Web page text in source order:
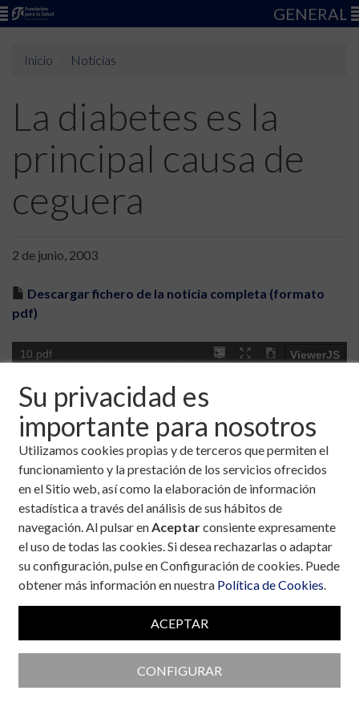
Su privacidad es
importante para nosotros
Utilizamos cookies propias y de terceros que permiten el
funcionamiento y la prestación de los servicios ofrecidos
en el Sitio web, así como la elaboración de información
estadística a través del análisis de sus hábitos de
navegación. Al pulsar enAceptarconsiente expresamente
el uso de todas las cookies. Si desea rechazarlas o adaptar
su configuración, pulse en Configuración de cookies. Puede
obtener más información en nuestra Política de Cookies.
ACEPTAR
CONFIGURAR
GENERAL
Inicio Noticias
La diabetes es la
principal causa de
ceguera
2 de junio, 2003
Descargar fichero de la noticia completa (formato
pdf)
Colaboran con la Fundación